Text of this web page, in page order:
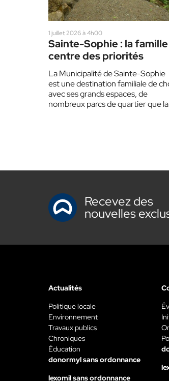
1 juillet 2026 à 4h00
Sainte-Sophie : la famille
centre des priorités
La Municipalité de Sainte-Sophie
est une destination familiale de
avec ses grands espaces, de
nombreux parcs de quartier que la
Recevez des
nouvelles
Actualités
Politique locale
Environnement
Travaux publics
Chroniques
Éducation
donormyl sans ordonnance
lexomil sans ordonnance